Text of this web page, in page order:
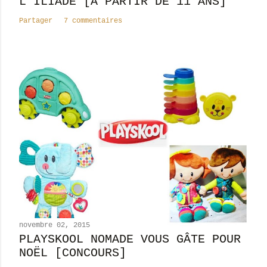
i
Partager 7 commentaires
novembre 02, 2015
PLAYSKOOL NOMADE VOUS GÂTE POUR
NOËL [CONCOURS]